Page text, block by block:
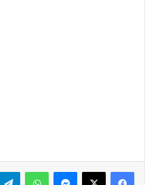
ماسنجر واتساب